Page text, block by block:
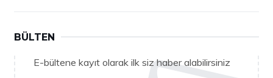
BÜLTEN
E-bültene kayıt olarak ilk siz haber alabilirsiniz